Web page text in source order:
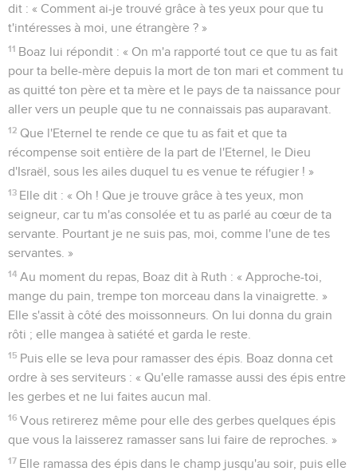
dit : « Comment ai-je trouvé grâce à tes yeux pour que tu
t'intéresses à moi, une étrangère ? »
11 Boaz lui répondit : « On m'a rapporté tout ce que tu as fait
pour ta belle-mère depuis la mort de ton mari et comment tu
as quitté ton père et ta mère et le pays de ta naissance pour
aller vers un peuple que tu ne connaissais pas auparavant.
12 Que l'Eternel te rende ce que tu as fait et que ta
récompense soit entière de la part de l'Eternel, le Dieu
d'Israël, sous les ailes duquel tu es venue te réfugier ! »
13 Elle dit : « Oh ! Que je trouve grâce à tes yeux, mon
seigneur, car tu m'as consolée et tu as parlé au cœur de ta
servante. Pourtant je ne suis pas, moi, comme l'une de tes
servantes. »
14 Au moment du repas, Boaz dit à Ruth : « Approche-toi,
mange du pain, trempe ton morceau dans la vinaigrette. »
Elle s'assit à côté des moissonneurs. On lui donna du grain
rôti ; elle mangea à satiété et garda le reste.
15 Puis elle se leva pour ramasser des épis. Boaz donna cet
ordre à ses serviteurs : « Qu'elle ramasse aussi des épis entre
les gerbes et ne lui faites aucun mal.
16 Vous retirerez même pour elle des gerbes quelques épis
que vous la laisserez ramasser sans lui faire de reproches. »
17 Elle ramassa des épis dans le champ jusqu'au soir, puis elle